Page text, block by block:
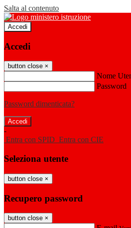
Salta al contenuto
Accedi
Accedi
button close ×
Nome
Password
Password dimenticata?
-
Entra con SPID Entra con CIE
Seleziona utente
button close ×
Recupero password
button close ×